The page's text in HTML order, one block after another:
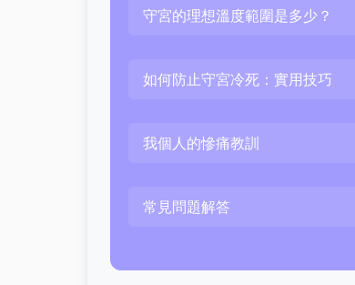
守宮的理想溫度範圍是多少？
如何防止守宮冷死：實用技巧
我個人的慘痛教訓
常見問題解答